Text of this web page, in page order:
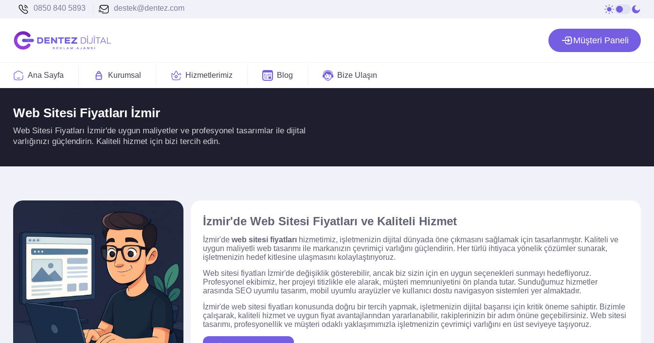
0850 840 5893 destek@dentez.com
Müşteri Paneli
Ana Sayfa Kurumsal Hizmetlerimiz Blog Bize Ulaşın
Web Sitesi Fiyatları İzmir
Web Sitesi Fiyatları İzmir'de uygun maliyetler ve profesyonel tasarımlar ile dijital
varlığınızı güçlendirin. Kaliteli hizmet için bizi tercih edin.
İzmir'de Web Sitesi Fiyatları ve Kaliteli Hizmet
İzmir'de web sitesi fiyatları hizmetimiz, işletmenizin dijital dünyada öne çıkmasını sağlamak için tasarlanmıştır. Kaliteli ve
uygun maliyetli web tasarımı ile markanızın çevrimiçi varlığını güçlendirin. Her türlü ihtiyaca yönelik çözümler sunarak,
işletmenizin hedef kitlesine ulaşmasını kolaylaştırıyoruz.
Web sitesi fiyatları İzmir'de değişiklik gösterebilir, ancak biz sizin için en uygun seçenekleri sunmayı hedefliyoruz.
Profesyonel ekibimiz, her projeyi titizlikle ele alarak, müşteri memnuniyetini ön planda tutar. Sunduğumuz hizmetler
arasında SEO uyumlu tasarım, mobil uyumlu arayüzler ve kullanıcı dostu navigasyon sistemleri yer almaktadır.
İzmir'de web sitesi fiyatları konusunda doğru bir tercih yapmak, işletmenizin dijital başarısı için kritik öneme sahiptir. Bizimle
çalışarak, kaliteli hizmet ve uygun fiyat avantajlarından yararlanabilir, rakiplerinizin bir adım önüne geçebilirsiniz. Web sitesi
tasarımı, profesyonellik ve müşteri odaklı yaklaşımımızla işletmenizin çevrimiçi varlığını en üst seviyeye taşıyoruz.